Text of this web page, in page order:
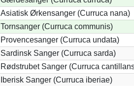
Asiatisk Ørkensanger (Curruca nana)
Tornsanger (Curruca communis)
Provencesanger (Curruca undata)
Sardinsk Sanger (Curruca sarda)
Rødstrubet Sanger (Curruca
Iberisk Sanger (Curruca iberiae)